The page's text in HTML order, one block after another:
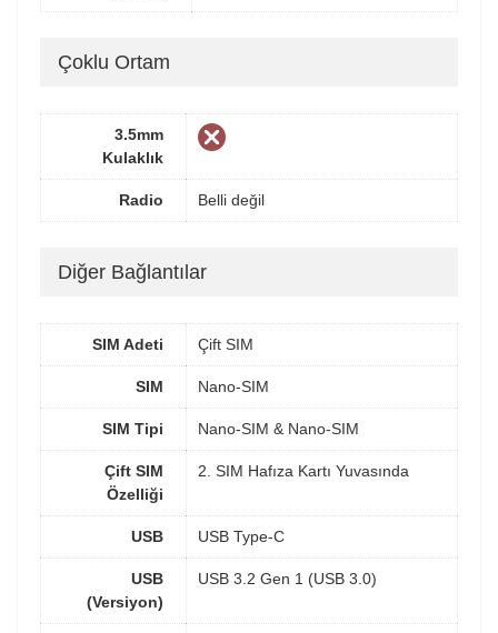
Çoklu Ortam
3.5mm
Kulaklık
Radio Belli değil
Diğer Bağlantılar
SIM Adeti Çift SIM
SIM Nano-SIM
SIM Tipi Nano-SIM & Nano-SIM
Çift SIM
Özelliği
2. SIM Hafıza Kartı Yuvasında
USB USB Type-C
USB
(Versiyon)
USB 3.2 Gen 1 (USB 3.0)